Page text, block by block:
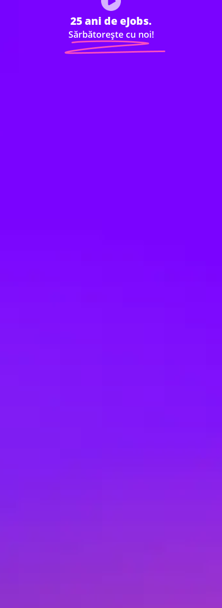
25 ani de eJobs.
Sărbătorește cu noi!